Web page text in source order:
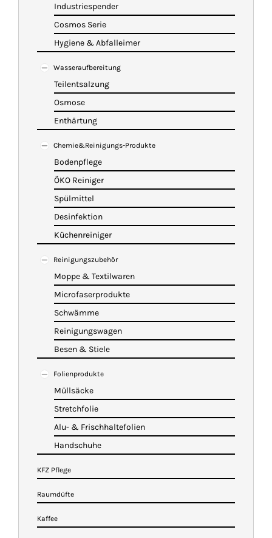
Industriespender
Cosmos Serie
Hygiene & Abfalleimer
Wasseraufbereitung
Teilentsalzung
Osmose
Enthärtung
Chemie&Reinigungs-Produkte
Bodenpflege
ÖKO Reiniger
Spülmittel
Desinfektion
Küchenreiniger
Reinigungszubehör
Moppe & Textilwaren
Microfaserprodukte
Schwämme
Reinigungswagen
Besen & Stiele
Folienprodukte
Müllsäcke
Stretchfolie
Alu- & Frischhaltefolien
Handschuhe
KFZ Pflege
Raumdüfte
Kaffee